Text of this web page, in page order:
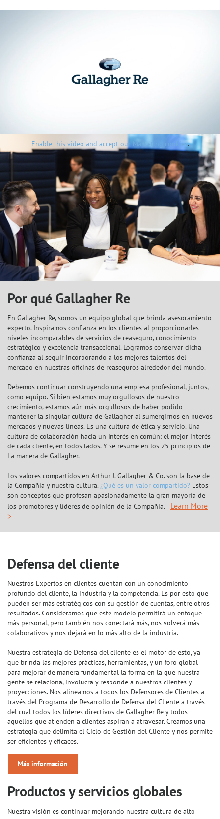
Enable this video and accept our Marketing cookies.
Por qué Gallagher Re
En Gallagher Re, somos un equipo global que brinda asesoramiento
experto. Inspiramos confianza en los clientes al proporcionarles
niveles incomparables de servicios de reaseguro, conocimiento
estratégico y excelencia transaccional. Logramos conservar dicha
confianza al seguir incorporando a los mejores talentos del
mercado en nuestras oficinas de reaseguros alrededor del mundo.
Debemos continuar construyendo una empresa profesional, juntos,
como equipo. Si bien estamos muy orgullosos de nuestro
crecimiento, estamos aún más orgullosos de haber podido
mantener la singular cultura de Gallagher al sumergirnos en nuevos
mercados y nuevas líneas. Es una cultura de ética y servicio. Una
cultura de colaboración hacia un interés en común: el mejor interés
de cada cliente, en todos lados. Y se resume en los 25 principios de
La manera de Gallagher.
Los valores compartidos en Arthur J. Gallagher & Co. son la base de
la Compañía y nuestra cultura. ¿Qué es un valor compartido? Estos
son conceptos que profesan apasionadamente la gran mayoría de
los promotores y líderes de opinión de la Compañía.
Learn More
>
Defensa del cliente
Nuestros Expertos en clientes cuentan con un conocimiento
profundo del cliente, la industria y la competencia. Es por esto que
pueden ser más estratégicos con su gestión de cuentas, entre otros
resultados. Consideramos que este modelo permitirá un enfoque
más personal, pero también nos conectará más, nos volverá más
colaborativos y nos dejará en lo más alto de la industria.
Nuestra estrategia de Defensa del cliente es el motor de esto, ya
que brinda las mejores prácticas, herramientas, y un foro global
para mejorar de manera fundamental la forma en la que nuestra
gente se relaciona, involucra y responde a nuestros clientes y
proyecciones. Nos alineamos a todos los Defensores de Clientes a
través del Programa de Desarrollo de Defensa del Cliente a través
del cual todos los líderes directivos de Gallagher Re y todos
aquellos que atienden a clientes aspiran a atravesar. Creamos una
estrategia que delimita el Ciclo de Gestión del Cliente y nos permite
ser eficientes y eficaces.
Más información
Productos y servicios globales
Nuestra visión es continuar mejorando nuestra cultura de alto